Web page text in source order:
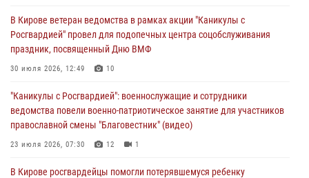
Директор Росгвардии Герой России генерал армии Виктор Золотов
поздравил специалистов подразделений тыла с профессиональным
праздником
В Кирове ветеран ведомства в рамках акции "Каникулы с
Росгвардией" провел для подопечных центра соцобслуживания
праздник, посвященный Дню ВМФ
30 июля 2026, 12:49 10
"Каникулы с Росгвардией": военнослужащие и сотрудники
ведомства повели военно-патриотическое занятие для участников
православной смены "Благовестник" (видео)
23 июля 2026, 07:30 12 1
В Кирове росгвардейцы помогли потерявшемуся ребенку